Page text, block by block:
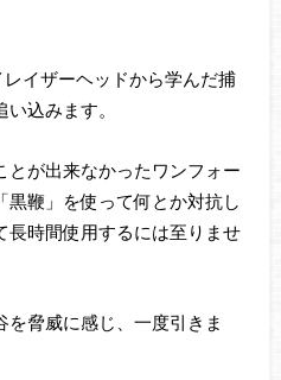
イザーヘッドから学んだ捕
込みます。
とが出来なかったワンフォー
鞭」を使って何とか対抗し
長時間使用するには至りませ
脅威に感じ、一度引きま